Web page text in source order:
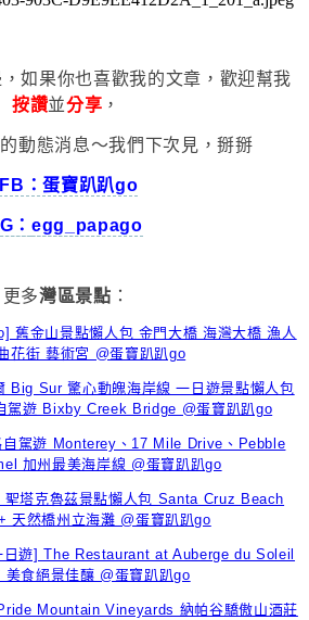
如果你也喜歡我的文章，歡迎幫我
按讚並分享 ，
動態消息～我們下次見，掰掰
FB：蛋寶趴趴go
IG：egg_papago
更多灣區景點 ：
舊金山景點懶人包 金門大橋 海灣大橋 漁人
花街 藝術宮 @蛋寶趴趴go
Big Sur 驚心動魄海岸線 一日遊景點懶人包
駕遊 Bixby Creek Bridge @蛋寶趴趴go
自駕遊 Monterey、17 Mile Drive、Pebble
加州最美海岸線 @蛋寶趴趴go
塔克魯茲景點懶人包 Santa Cruz Beach
天然橋州立海灘 @蛋寶趴趴go
遊] The Restaurant at Auberge du Soleil
美食絕景佳釀 @蛋寶趴趴go
Mountain Vineyards 納帕谷驕傲山酒莊